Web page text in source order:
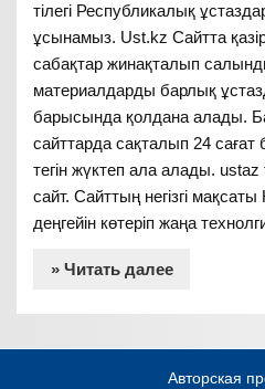
тілегі Республикалық
ұсынамыз. Ust.kz Сайтта
сабақтар жинақталып
материалдарды барлық
барысында қолдана алады.
сайттарда сақталып 24 сағат
тегін жүктеп ала алады. ustaz
сайт. Сайттың негізгі
деңгейін көтеріп жаңа
» Читать далее
Авторская